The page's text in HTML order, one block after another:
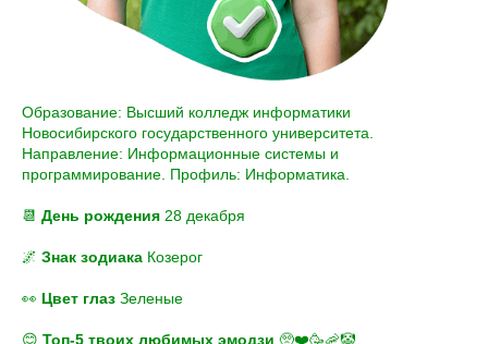
Образование: Высший колледж информатики
Новосибирского государственного университета.
Направление: Информационные системы и
программирование. Профиль: Информатика.
📆 День рождения 28 декабря
🌌 Знак зодиака Козерог
👀 Цвет глаз Зеленые
😊 Топ-5 твоих любимых эмодзи 🥺❤️🥳🦐🤡